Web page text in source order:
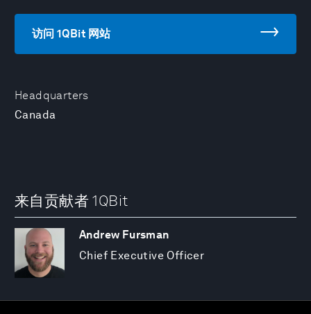
Headquarters
Canada
访问 1QBit 网站
来自贡献者 1QBit
Andrew Fursman
Chief Executive Officer